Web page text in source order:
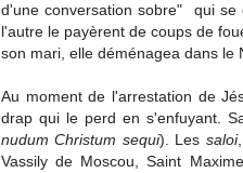
d'une conversation sobre" qui se
l'autre le payèrent de coups de
son mari, elle déménagea dans le
Au moment de l'arrestation de
drap qui le perd en s'enfuyant.
nudum Christum sequi). Les saloi
Vassily de Moscou, Saint